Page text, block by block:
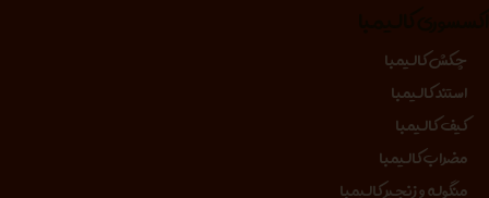
چکش کالیمبا
استند کالیمبا
کیف کالیمبا
مضراب کالیمبا
منگوله و زنجیر کالیمبا